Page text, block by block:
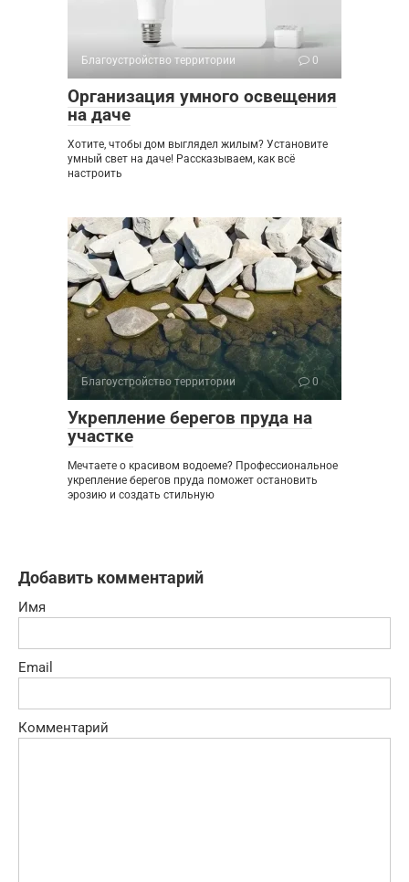
Благоустройство территории 0
Организация умного освещения
на даче
Хотите, чтобы дом выглядел жилым? Установите
умный свет на даче! Рассказываем, как всё
настроить
Благоустройство территории 0
Укрепление берегов пруда на
участке
Мечтаете о красивом водоеме? Профессиональное
укрепление берегов пруда поможет остановить
эрозию и создать стильную
Добавить комментарий
Имя
Email
Комментарий